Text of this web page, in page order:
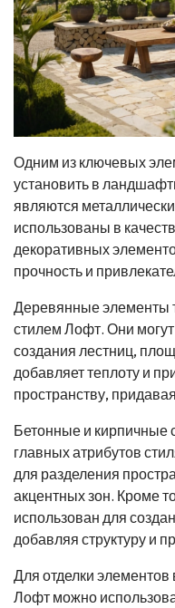
Одним из ключевых
установить в
являются
использованы в
декоративных
прочность и
Деревянные элементы
стилем Лофт. Они
создания лестниц,
добавляет теплоту и
пространству,
Бетонные и кирпичные
главных атрибутов
для разделения
акцентных зон. Кроме
использован для
добавляя структуру и
Для отделки
Лофт можно